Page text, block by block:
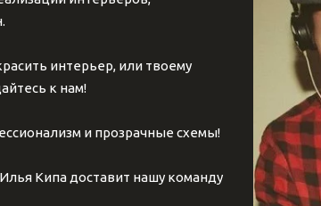
интерьер, или твоему
к нам!
и прозрачные схемы!
Кипа доставит нашу команду